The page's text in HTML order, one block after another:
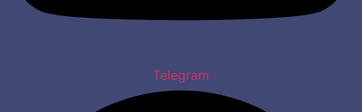
Telegram